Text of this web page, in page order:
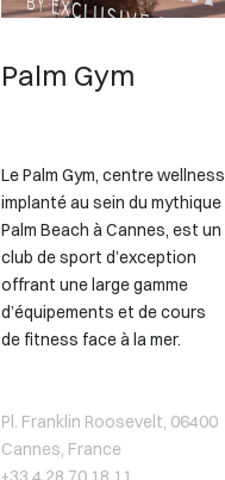
Palm Gym
Le Palm Gym, centre wellness
implanté au sein du mythique
Palm Beach à Cannes, est un
club de sport d’exception
offrant une large gamme
d’équipements et de cours
de fitness face à la mer.
Pl. Franklin Roosevelt, 06400
Cannes, France